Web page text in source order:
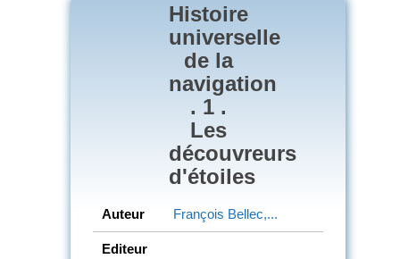
Histoire
universelle
de la
navigation
. 1 .
Les
découvreurs
d'étoiles
Auteur François Bellec,...
Editeur